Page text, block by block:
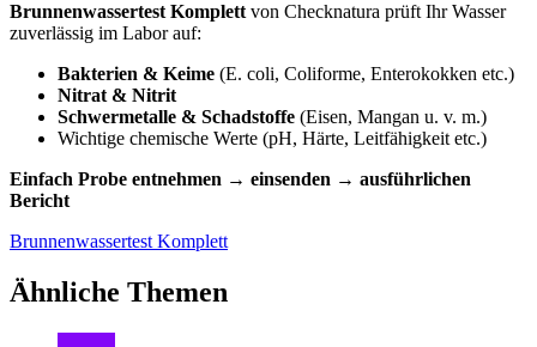
Brunnenwassertest Komplett von Checknatura prüft Ihr Wasser
zuverlässig im Labor auf:
Bakterien & Keime (E. coli, Coliforme, Enterokokken etc.)
Nitrat & Nitrit
Schwermetalle & Schadstoffe (Eisen, Mangan u. v. m.)
Wichtige chemische Werte (pH, Härte, Leitfähigkeit etc.)
Einfach Probe entnehmen → einsenden → ausführlichen
Bericht
Brunnenwassertest Komplett
Ähnliche Themen